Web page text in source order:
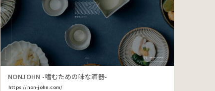
NONJOHN -嗜むための味な酒器-
https://non-john.com/